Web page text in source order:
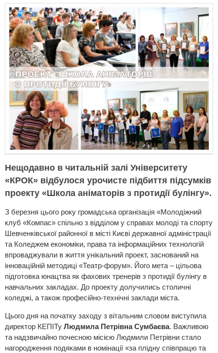
Нещодавно в читальній залі Університету
«КРОК» відбулося урочисте підбиття підсумків
проекту «Школа аніматорів з протидії булінгу».
З березня цього року громадська організація «Молодіжний
клуб «Компас» спільно з відділом у справах молоді та спорту
Шевченківської районної в місті Києві державної адміністрації
та Коледжем економіки, права та інформаційних технологій
впроваджували в життя унікальний проект, заснований на
інноваційній методиці «Театр-форум». Його мета – цільова
підготовка юнацтва як фахових тренерів з протидії булінгу в
навчальних закладах. До проекту долучились столичні
коледжі, а також професійно-технічні заклади міста.
Цього дня на початку заходу з вітальним словом виступила
директор КЕПІТу Людмила Петрівна Сумбаєва. Важливою
та надзвичайно почесною місією Людмили Петрівни стало
нагородження подяками в номінації «за плідну співпрацю та